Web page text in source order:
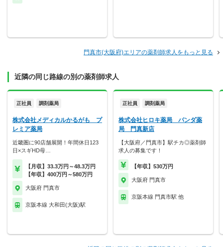
門真市(大阪府)エリアの薬剤師求人をもっと見る
近隣の同じ路線の別の薬剤師求人
正社員 調剤薬局
株式会社メディカルかるがも プ
レミア薬局
近畿圏に90店舗展開！年間休日123
日×スギHD母…
【月収】33.3万円～48.3万円
【年収】400万円～580万円
大阪府 門真市
京阪本線 大和田(大阪)駅
正社員 調剤薬局
株式会社ヒロキ薬局 パンダ薬
局 門真新店
【大阪府／門真市】駅チカ◎薬剤師
求人の募集です！
【年収】530万円
大阪府 門真市
京阪本線 門真市駅 他